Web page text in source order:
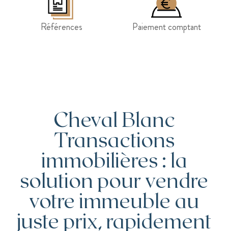
Références Paiement comptant
Cheval Blanc
Transactions
immobilières : la
solution pour vendre
votre immeuble au
juste prix, rapidement